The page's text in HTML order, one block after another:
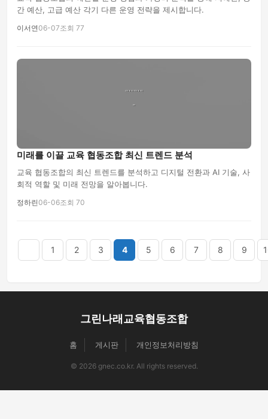
간 예산, 고급 예산 각기 다른 운영 전략을 제시합니다.
이서연06-07조회 77
미래를 이끌 교육 협동조합 최신 트렌드 분석
교육 협동조합의 최신 트렌드를 분석하고 디지털 전환과 AI 기술, 사
회적 역할 및 미래 전망을 알아봅니다.
정하린06-06조회 70
1 2 3 4 5 6 7 8 9
그린나래교육협동조합
홈 게시판 개인정보처리방침
© 2026 gnec.co.kr. All rights reserved.